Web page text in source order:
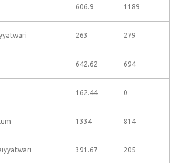
606.9 1189
263 279
642.62 694
162.44 0
1334 814
391.67 205